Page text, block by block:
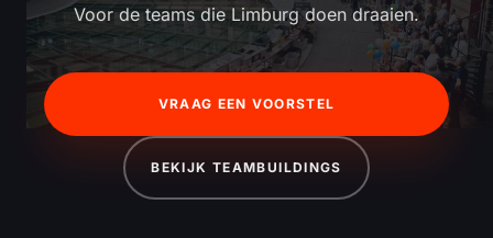
Voor de teams die Limburg doen draaien.
VRAAG EEN VOORSTEL
BEKIJK TEAMBUILDINGS